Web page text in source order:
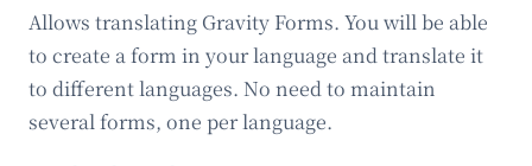
Allows translating Gravity Forms. You will be able
to create a form in your language and translate it
to different languages. No need to maintain
several forms, one per language.